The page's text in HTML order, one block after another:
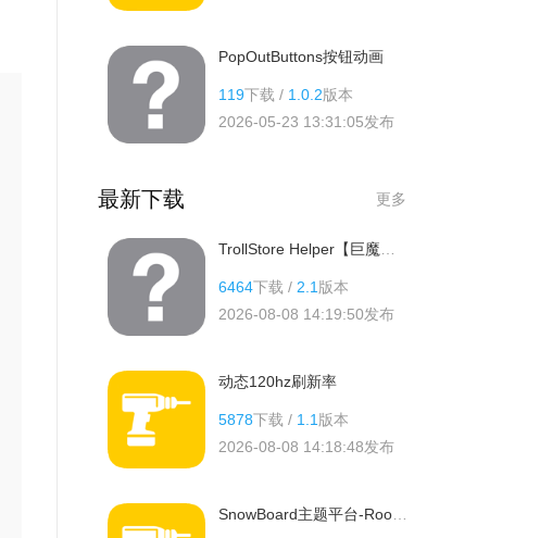
PopOutButtons按钮动画
119下载 / 1.0.2版本
2026-05-23 13:31:05发布
最新下载 更多
6464下载 / 2.1 版本
2026-08-08 14:19:50发布
动态120hz刷新率
5878下载 / 1.1 版本
2026-08-08 14:18:48发布